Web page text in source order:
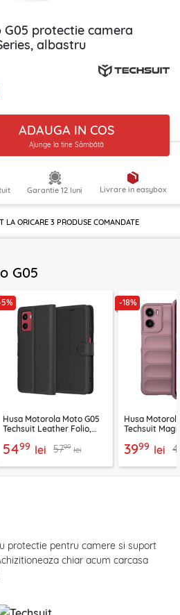
protectie camera
albastru
ADAUGA IN COS
Ajunge la tine Sâmbătă
Garantie 12 luni Livrare in easybox
LA ORICARE 3 PRODUSECOMANDATE
G05
Husa Motorola Moto G05
Techsuit Leather Folio,
5499 lei 5799 lei
-18%
Husa
Techsuit
3999 lei
protectie pentru camere si suport
chiar acum carcasa